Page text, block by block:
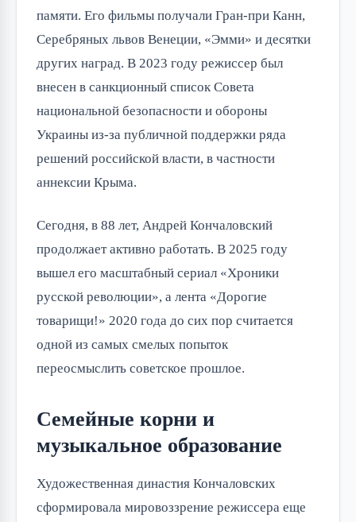
памяти. Его фильмы получали Гран-при Канн,
Серебряных львов Венеции, «Эмми» и десятки
других наград. В 2023 году режиссер был
внесен в санкционный список Совета
национальной безопасности и обороны
Украины из-за публичной поддержки ряда
решений российской власти, в частности
аннексии Крыма.
Сегодня, в 88 лет, Андрей Кончаловский
продолжает активно работать. В 2025 году
вышел его масштабный сериал «Хроники
русской революции», а лента «Дорогие
товарищи!» 2020 года до сих пор считается
одной из самых смелых попыток
переосмыслить советское прошлое.
Семейные корни и
музыкальное образование
Художественная династия Кончаловских
сформировала мировоззрение режиссера еще